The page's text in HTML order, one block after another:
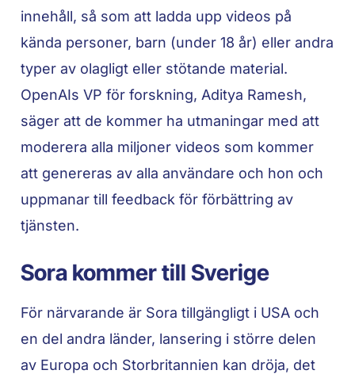
innehåll, så som att ladda upp videos på
kända personer, barn (under 18 år) eller andra
typer av olagligt eller stötande material.
OpenAIs VP för forskning, Aditya Ramesh,
säger att de kommer ha utmaningar med att
moderera alla miljoner videos som kommer
att genereras av alla användare och hon och
uppmanar till feedback för förbättring av
tjänsten.
Sora kommer till Sverige
För närvarande är Sora tillgängligt i USA och
en del andra länder, lansering i större delen
av Europa och Storbritannien kan dröja, det